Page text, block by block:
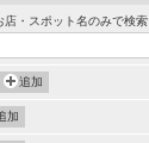
店・スポット名のみで検索
追加
加